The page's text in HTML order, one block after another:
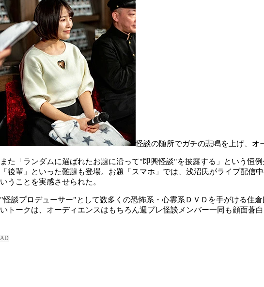
怪談の随所でガチの悲鳴を上げ、オ
また「ランダムに選ばれたお題に沿って"即興怪談"を披露する」という恒
「後輩」といった難題も登場。お題「スマホ」では、浅沼氏がライブ配
いうことを実感させられた。
"怪談プロデューサー"として数多くの恐怖系・心霊系ＤＶＤを手がける住
いトークは、オーディエンスはもちろん週プレ怪談メンバー一同も顔面蒼白